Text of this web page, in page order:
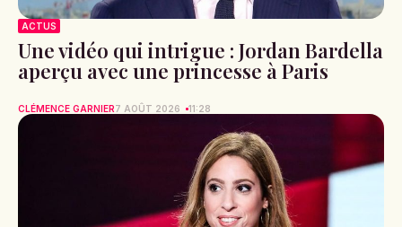
ACTUS
Une vidéo qui intrigue : Jordan Bardella
aperçu avec une princesse à Paris
CLÉMENCE GARNIER7 AOÛT 2026 11:28